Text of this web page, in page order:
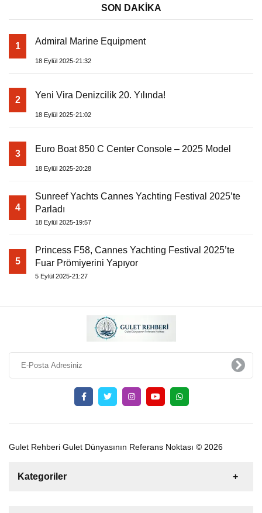
SON DAKİKA
1 Admiral Marine Equipment
18 Eylül 2025-21:32
2 Yeni Vira Denizcilik 20. Yılında!
18 Eylül 2025-21:02
3 Euro Boat 850 C Center Console – 2025 Model
18 Eylül 2025-20:28
4
Sunreef Yachts Cannes Yachting Festival 2025’te
Parladı
18 Eylül 2025-19:57
5
Princess F58, Cannes Yachting Festival 2025’te
Fuar Prömiyerini Yapıyor
5 Eylül 2025-21:27
Gulet Rehberi Gulet Dünyasının Referans Noktası © 2026
Kategoriler